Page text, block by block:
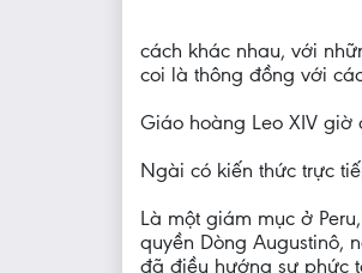
cách khác nhau, với
coi là thông đồng với
Giáo hoàng Leo XIV
Ngài có kiến thức trực
Là một giám mục ở
quyền Dòng Augustinô,
đã điều hướng sự phức